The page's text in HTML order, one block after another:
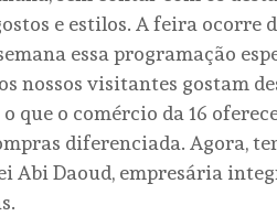
e estilos. A feira ocorre
essa programação
nossos visitantes gostam
que o comércio da 16
diferenciada. Agora,
Abi Daoud, empresária